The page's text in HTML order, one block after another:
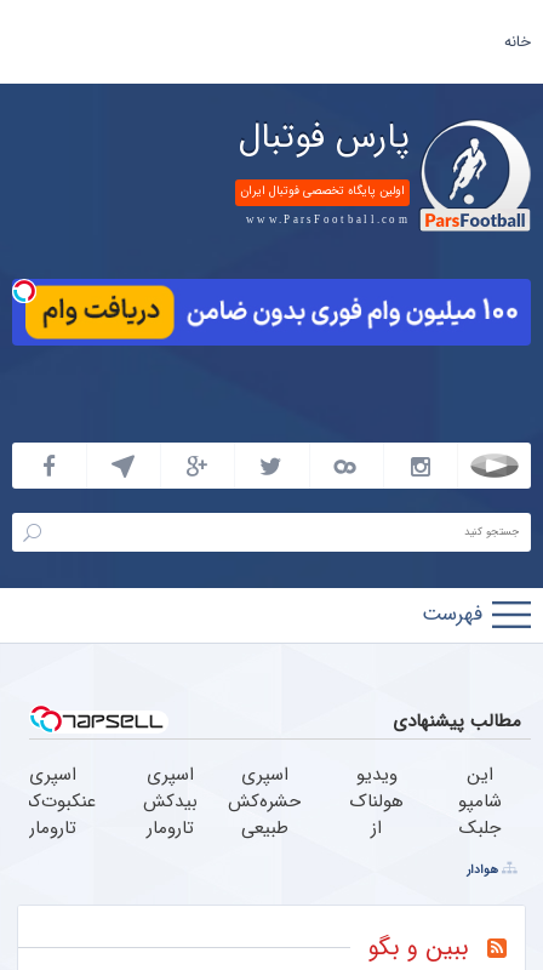
خانه
پارس فوتبال
اولین پایگاه تخصصی فوتبال ایران
www.ParsFootball.com
پارس
فوتبال
مطالب پیشنهادی
این
شامپو
جلبک
هارو از
کاشت
مو
منصرف
ویدیو
هولناک
از
خوابی
که
میلیاردر
اسپری
حشره‌کش
طبیعی
محیط
اسپری
بیدکش
تارومار
،
اسپری
عنکبوت‌‌کش
تارومار
عنکبوت
هوادار
ببین و بگو